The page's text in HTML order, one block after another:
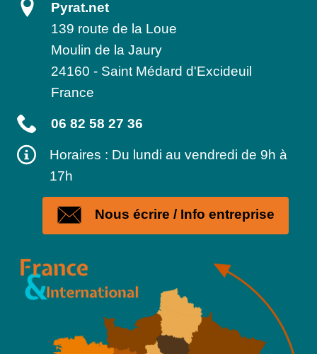
Pyrat.net
139 route de la Loue
Moulin de la Jaury
24160 - Saint Médard d'Excideuil
France
06 82 58 27 36
Horaires : Du lundi au vendredi de 9h à
17h
Nous écrire / Info entreprise